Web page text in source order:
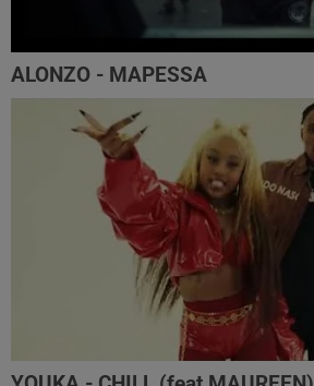
ALONZO - MAPESSA